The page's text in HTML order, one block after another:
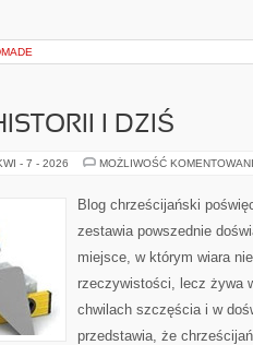
I DZIŚ
- 7 - 2026 MOŻLIWOŚĆ
Blog chrześcijański
zestawia powszednie
miejsce, w którym wiara
rzeczywistości, lecz żywa
chwilach szczęścia i w
przedstawia, że